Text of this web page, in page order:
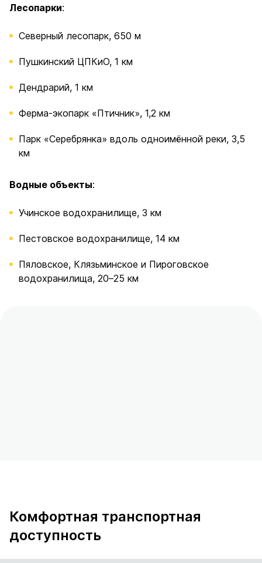
Лесопарки:
Северный лесопарк, 650 м
Пушкинский ЦПКиО, 1 км
Дендрарий, 1 км
Ферма-экопарк «Птичник», 1,2 км
Парк «Серебрянка» вдоль одноимённой реки, 3,5
км
Водные объекты:
Учинское водохранилище, 3 км
Пестовское водохранилище, 14 км
Пяловское, Клязьминское и Пироговское
водохранилища, 20–25 км
Комфортная транспортная
доступность